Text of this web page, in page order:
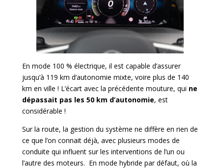
En mode 100 % électrique, il est capable d’assurer
jusqu’à 119 km d’autonomie mixte, voire plus de 140
km en ville ! L’écart avec la précédente mouture, qui ne
dépassait pas les 50 km d’autonomie, est
considérable !
Sur la route, la gestion du système ne diffère en rien de
ce que l’on connait déjà, avec plusieurs modes de
conduite qui influent sur les interventions de l’un ou
l’autre des moteurs. En mode hybride par défaut, où la